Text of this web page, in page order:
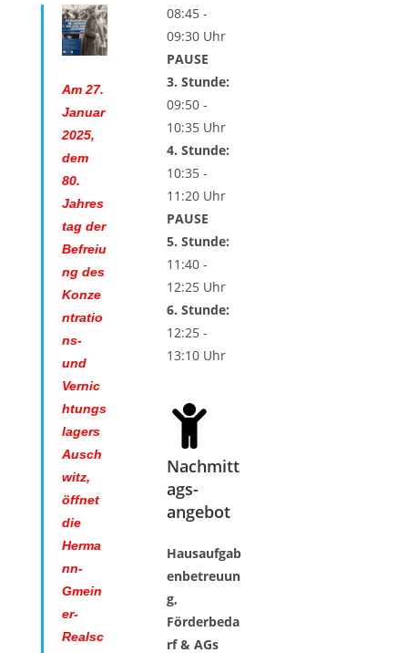
08:45 -
09:30 Uhr
PAUSE
3. Stunde:
09:50 -
10:35 Uhr
4. Stunde:
10:35 -
11:20 Uhr
PAUSE
5. Stunde:
11:40 -
12:25 Uhr
6. Stunde:
12:25 -
13:10 Uhr
Nachmitt
ags-
angebot
Hausaufgab
enbetreuun
g,
Förderbeda
rf & AGs
Am 27.
Januar
2025,
dem
80.
Jahres
tag der
Befreiu
ng des
Konze
ntratio
ns-
und
Vernic
htungs
lagers
Ausch
witz,
öffnet
die
Herma
nn-
Gmein
er-
Realsc